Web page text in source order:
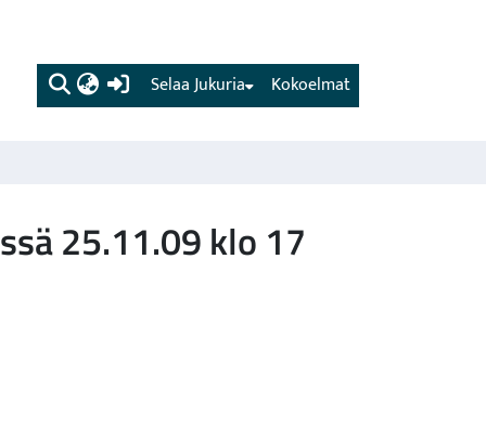
(current) Kokoelmat
Selaa Jukuria
25.11.09 klo 17